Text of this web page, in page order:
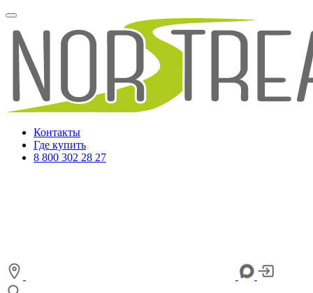
Контакты
Где купить
8 800 302 28 27